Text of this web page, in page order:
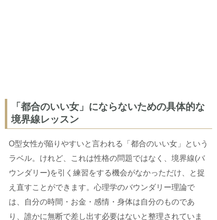
「都合のいい女」にならないための具体的な
境界線レッスン
O型女性が陥りやすいと言われる「都合のいい女」という
ラベル。けれど、これは性格の問題ではなく、境界線(バ
ウンダリー)を引く練習をする機会がなかっただけ、と捉
え直すことができます。心理学のバウンダリー理論で
は、自分の時間・お金・感情・身体は自分のものであ
り、誰かに無断で差し出す必要はないと整理されていま